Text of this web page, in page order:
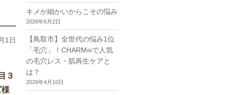
1日
３
様
キメが細かいからこその悩み
2026年6月2日
【鳥取市】全世代の悩み1位
「毛穴」！CHARM∞で人気
の毛穴レス・肌再生ケアと
は？
2026年4月10日